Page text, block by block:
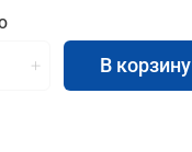
В корзину